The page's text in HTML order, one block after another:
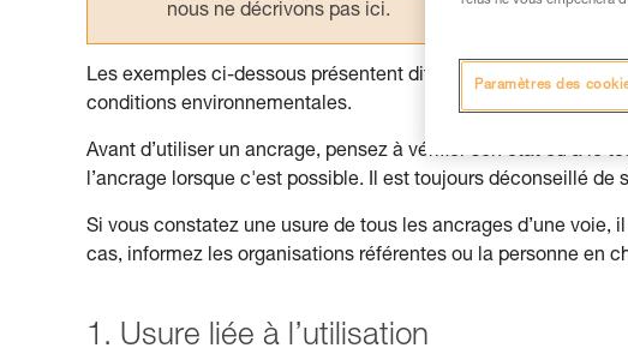
nous ne décrivons pas ici.
Les exemples ci-dessous présentent différentes évolutions
conditions environnementales.
Avant d’utiliser un ancrage, pensez à vérifier son état ou à le
l’ancrage lorsque c'est possible. Il est toujours déconseillé de
Si vous constatez une usure de tous les ancrages d’une voie,
cas, informez les organisations référentes ou la personne en
1. Usure liée à l’utilisation
Paramètres des